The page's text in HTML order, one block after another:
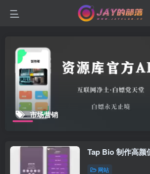
市场营销
Tap Bio 制作高颜
网站